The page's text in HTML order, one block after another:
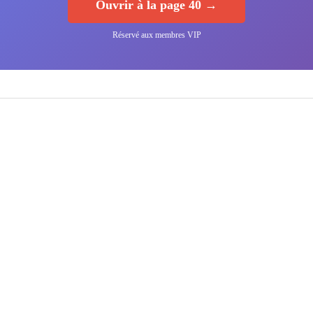
Ouvrir à la page 40 →
Réservé aux membres VIP